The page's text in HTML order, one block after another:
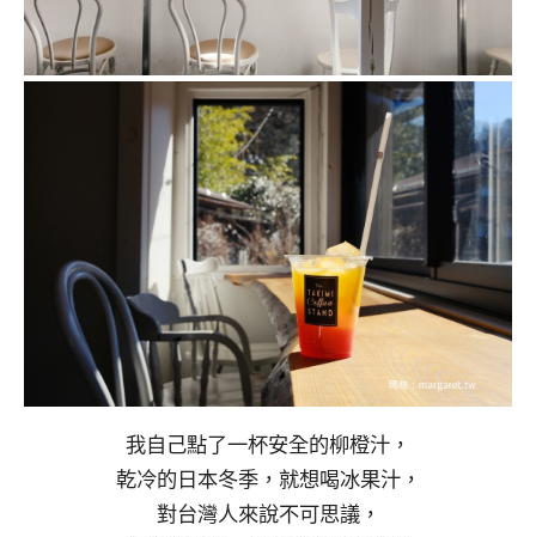
我自己點了一杯安全的柳橙汁，
乾冷的日本冬季，就想喝冰果汁，
對台灣人來說不可思議，